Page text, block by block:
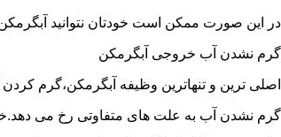
در این صورت ممکن است خودتان نتوانید
گرم نشدن آب خروجی آبگرمکن
اصلی ترین و تنهاترین وظیفه آبگرمکن،گرم
گرم نشدن آب به علت های متفاوتی رخ می